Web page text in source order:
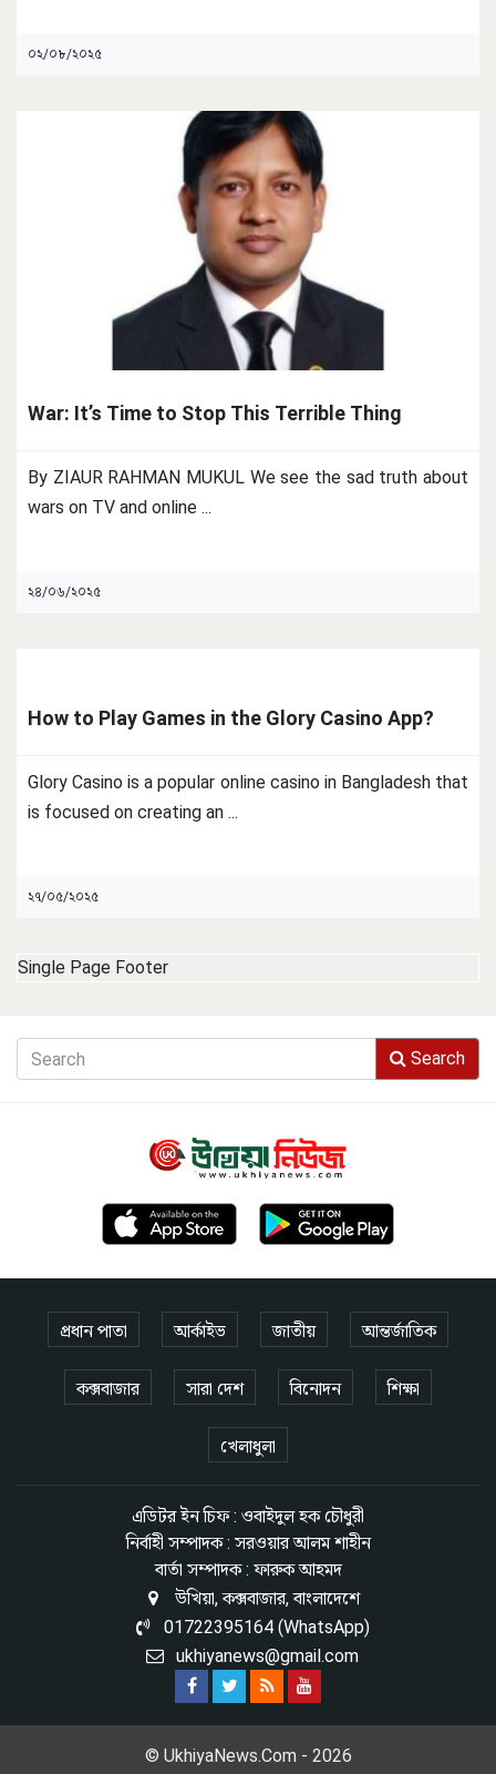
০২/০৮/২০২৫
War: It’s Time to Stop This Terrible Thing
By ZIAUR RAHMAN MUKUL We see the sad truth about
wars on TV and online ...
২৪/০৬/২০২৫
How to Play Games in the Glory Casino App?
Glory Casino is a popular online casino in Bangladesh that
is focused on creating an ...
২৭/০৫/২০২৫
Single Page Footer
Search
প্রধান পাতা আর্কাইভ জাতীয় আন্তর্জাতিক
কক্সবাজার সারা দেশ বিনোদন শিক্ষা
খেলাধুলা
এডিটর ইন চিফ : ওবাইদুল হক চৌধুরী
নির্বাহী সম্পাদক : সরওয়ার আলম শাহীন
বার্তা সম্পাদক : ফারুক আহমদ
উখিয়া, কক্সবাজার, বাংলাদেশে
01722395164 (WhatsApp)
ukhiyanews@gmail.com
© UkhiyaNews.Com - 2026